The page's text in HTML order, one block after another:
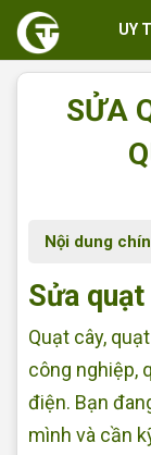
UY
SỬA
Nội dung
Sửa
Quạt cây,
công nghiệp,
điện. Bạn
mình và cần